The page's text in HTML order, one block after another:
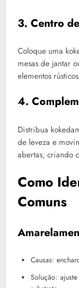
3. Centro
Coloque uma
mesas de jantar
elementos
4.
Distribua
de leveza e
abertas, criando
Como
Comuns
Causas:
Solução: